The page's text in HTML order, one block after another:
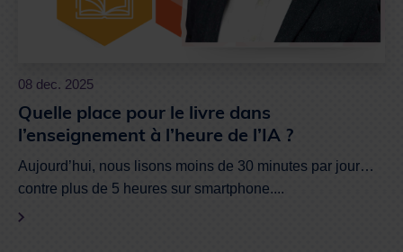
08 dec. 2025
Quelle place pour le livre dans
l’enseignement à l’heure de l’IA ?
Aujourd’hui, nous lisons moins de 30 minutes par jour…
contre plus de 5 heures sur smartphone....